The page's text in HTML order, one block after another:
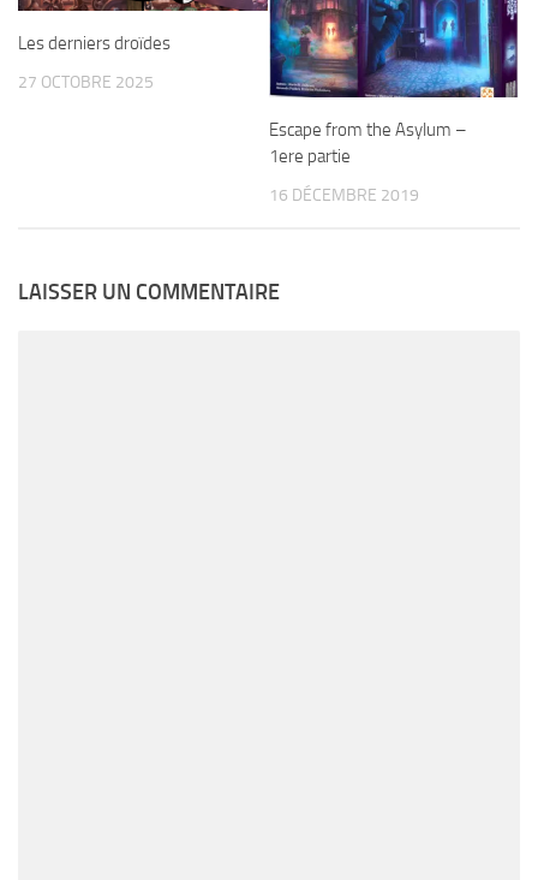
Les derniers droïdes
27 OCTOBRE 2025
Escape from the Asylum –
1ere partie
16 DÉCEMBRE 2019
LAISSER UN COMMENTAIRE